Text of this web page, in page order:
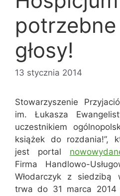
potrzebne
głosy!
13 stycznia 2014
Stowarzyszenie
im. Łukasza
uczestnikiem
książek do rozdania!”,
jest portal
Firma Handlowo-
Włodarczyk z siedzibą
trwa do 31 marca 2014